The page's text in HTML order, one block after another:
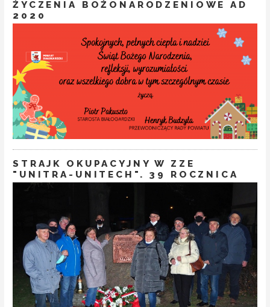
ŻYCZENIA BOŻONARODZENIOWE AD
2020
STRAJK OKUPACYJNY W ZZE
"UNITRA-UNITECH". 39 ROCZNICA